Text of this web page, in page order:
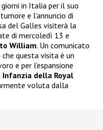
in Italia per il suo
e l’annuncio di
del Galles visiterà la
di mercoledì 13 e
William. Un comunicato
questa visita è un
e per l’espansione
della Royal
voluta dalla